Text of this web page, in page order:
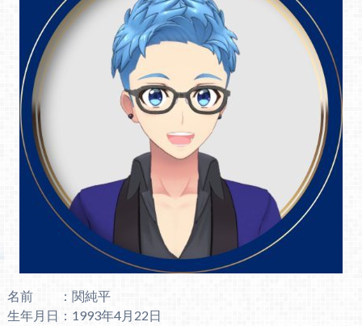
名前 ：関純平
生年月日：1993年4月22日